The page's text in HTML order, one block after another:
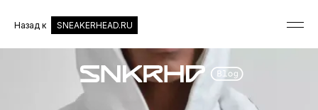
Назад к SNEAKERHEAD.RU